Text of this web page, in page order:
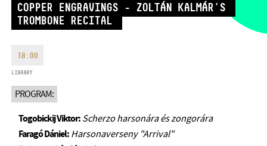
FAX
info@bmc.hu
MONDAY
09:00-18:00
COPPER ENGRAVINGS - ZOLTÁN KALMÁR'S
TROMBONE RECITAL
18:00
LIBRARY
PROGRAM:
Togobickij Viktor:Scherzo harsonára és zongorára
Faragó Dániel:Harsonaverseny "Arrival"